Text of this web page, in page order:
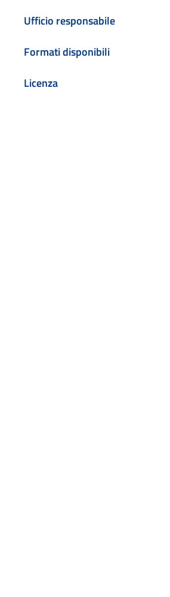
Ufficio responsabile
Formati disponibili
Licenza